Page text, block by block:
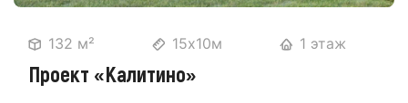
132 м² 15х10м 1 этаж
Проект «Калитино»